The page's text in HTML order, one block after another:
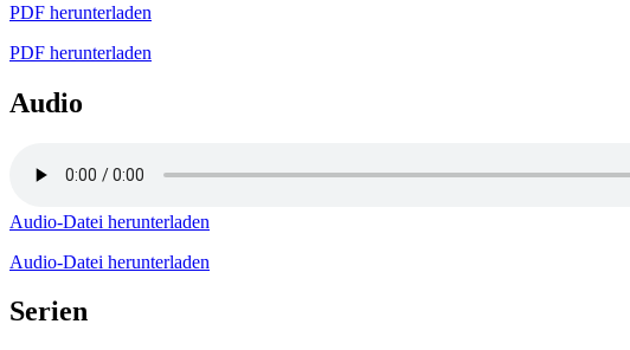
PDF herunterladen
PDF herunterladen
Audio
Audio-Datei herunterladen
Audio-Datei herunterladen
Serien